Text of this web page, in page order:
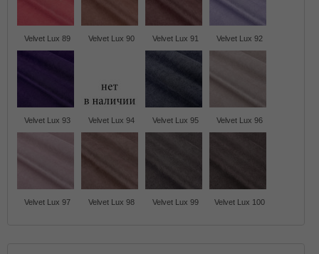
Velvet Lux 89 Velvet Lux 90 Velvet Lux 91 Velvet Lux 92
Velvet Lux 93 Velvet Lux 94 Velvet Lux 95 Velvet Lux 96
Velvet Lux 97 Velvet Lux 98 Velvet Lux 99 Velvet Lux 100